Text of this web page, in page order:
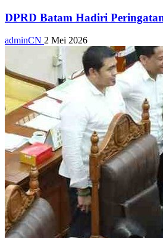
DPRD Batam Hadiri
adminCN 2 Mei 2026